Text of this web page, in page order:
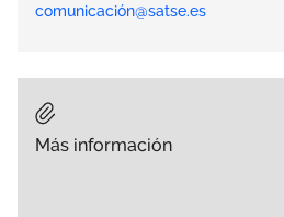
comunicación@satse.es
Más información